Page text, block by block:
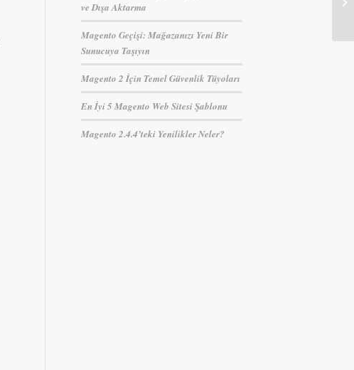
ve Dışa Aktarma
Magento Geçişi: Mağazanızı Yeni Bir
Sunucuya Taşıyın
Magento 2 İçin Temel Güvenlik Tüyoları
En İyi 5 Magento Web Sitesi Şablonu
Magento 2.4.4’teki Yenilikler Neler?